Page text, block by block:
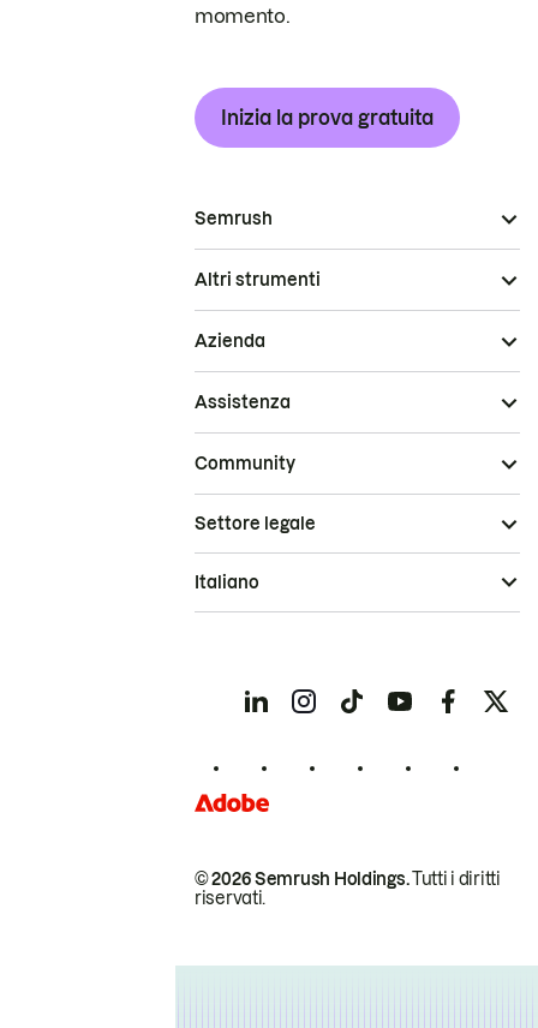
momento.
Inizia la prova gratuita
Semrush
Altri strumenti
Azienda
Assistenza
Community
© 2026 Semrush Holdings.Tutti i diritti
riservati.
Settore legale
Italiano